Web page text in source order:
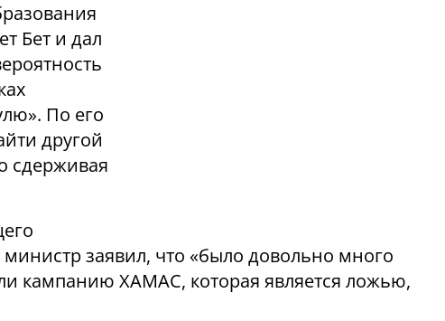
Бет и дал
По его
другой
сдерживая
заявил, что «было довольно много
кампанию ХАМАС, которая является ложью,